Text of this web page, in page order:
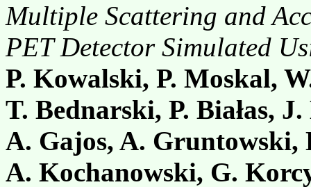
Multiple Scattering and
PET Detector Simulated
P. Kowalski, P. Moskal,
T. Bednarski, P. Białas,
A. Gajos, A. Gruntowski,
A. Kochanowski, G.